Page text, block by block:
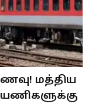
மத்திய